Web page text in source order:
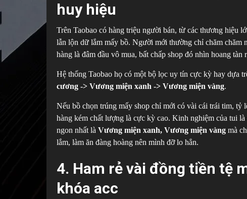
huy hiệu
Trên Taobao có hàng triệu người bán, từ các thương hiệu
lẫn lộn dữ lắm mấy bồ. Người mới thường chỉ chăm chăm
hàng là đâm đầu vô mua, bất chấp shop đó nhìn hoang tàn
Hệ thống Taobao họ có một bộ lọc uy tín cực kỳ hay dựa
cương -> Vương miện xanh -> Vương miện vàng.
Nếu bồ chọn trúng mấy shop chỉ mới có vài cái trái tim, tỷ
hàng kém chất lượng là cực kỳ cao. Kinh nghiệm của tui
ngon nhất là Vương miện xanh, Vương miện vàng mà
lắm, làm ăn đàng hoàng nên mình đỡ lo hẳn.
4. Ham rẻ vài đồng tiền tệ
khóa acc